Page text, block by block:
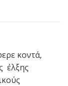
κοντά,
έλξης